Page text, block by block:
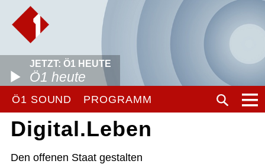
JETZT: Ö1 HEUTE
Ö1 heute
Ö1 SOUND PROGRAMM
Digital.Leben
Den offenen Staat gestalten